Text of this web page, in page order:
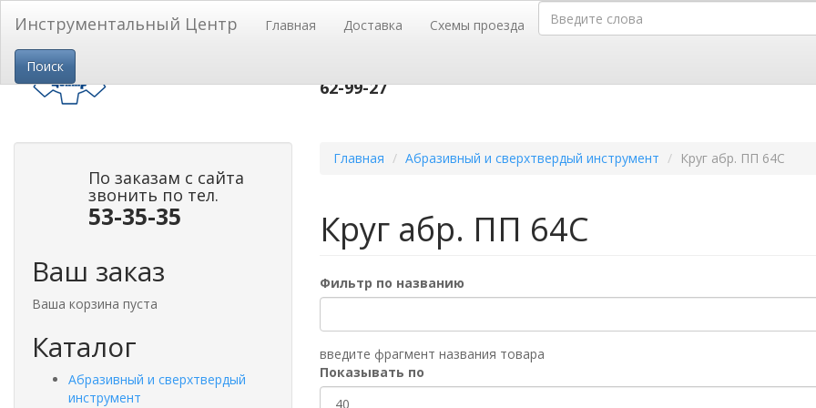
Инструментальный Центр Главная Доставка Схемы проезда
Введите слова
Поиск
г. Барнаул,
62-99-27
г.
По заказам с сайта
звонить по тел.
53-35-35
Ваш заказ
Ваша корзина пуста
Каталог
Абразивный и сверхтвердый
инструмент
Главная Абразивный и сверхтвердый инструмент Круг абр. ПП 64С
Круг абр. ПП 64С
Фильтр по названию
введите фрагмент названия товара
Показывать по